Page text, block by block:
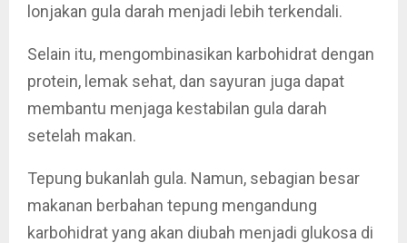
lonjakan gula darah menjadi lebih terkendali.
Selain itu, mengombinasikan karbohidrat dengan
protein, lemak sehat, dan sayuran juga dapat
membantu menjaga kestabilan gula darah
setelah makan.
Tepung bukanlah gula. Namun, sebagian besar
makanan berbahan tepung mengandung
karbohidrat yang akan diubah menjadi glukosa di